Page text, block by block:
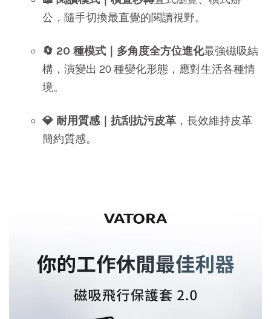
公，隨手切換最直覺的閱讀視野。
🔄 20 種模式｜多角度全方位進化最強磁吸結
構，演變出 20 種變化形態，應對生活各種情
境。
💎 耐用質感｜抗刮抗污皮革 ，長效維持皮革
簡約質感。